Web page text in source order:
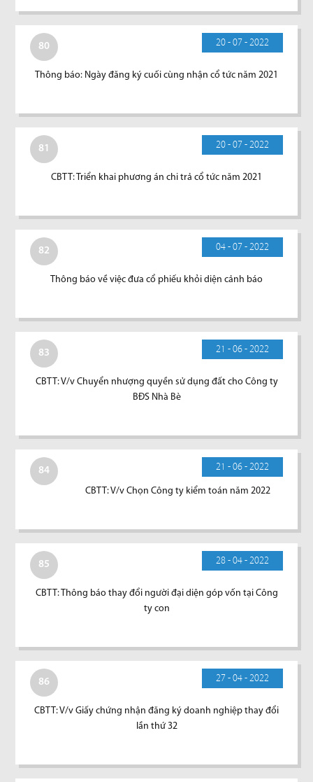
80 20 - 07 - 2022
Thông báo: Ngày đăng ký cuối cùng nhận cổ tức năm 2021
81 20 - 07 - 2022
CBTT: Triển khai phương án chi trả cổ tức năm 2021
82 04 - 07 - 2022
Thông báo về việc đưa cổ phiếu khỏi diện cảnh báo
83 21 - 06 - 2022
CBTT: V/v Chuyển nhượng quyền sử dụng đất cho Công ty
BĐS Nhà Bè
84 21 - 06 - 2022
CBTT: V/v Chọn Công ty kiểm toán năm 2022
85 28 - 04 - 2022
CBTT: Thông báo thay đổi người đại diện góp vốn tại Công
ty con
86 27 - 04 - 2022
CBTT: V/v Giấy chứng nhận đăng ký doanh nghiệp thay đổi
lần thứ 32